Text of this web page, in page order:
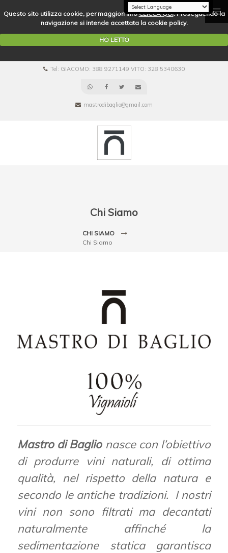
Questo sito utilizza cookie, per maggiori infoCLICCA QUI. Proseguendo la
navigazione si intende accettata la cookie policy.
HO LETTO
Tel: GIACOMO: 388 9271149 VITO: 328 5340630
mastrodibaglio@gmail.com
Chi Siamo
CHI SIAMO
Chi Siamo
Mastro di Baglionasce con l’obiettivo
di produrre vini naturali, di ottima
qualità, nel rispetto della natura e
secondo le antiche tradizioni. I nostri
vini non sono filtrati ma decantati
naturalmente affinché la
sedimentazione statica garantisca